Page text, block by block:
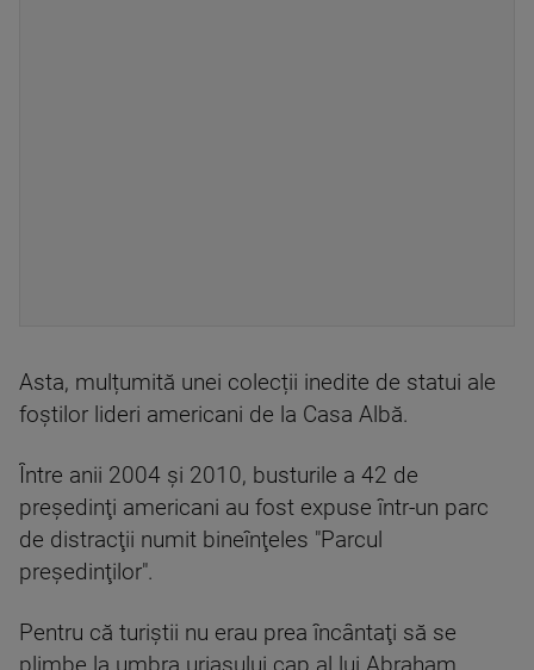
Asta, mulțumită unei colecții inedite de statui ale
foștilor lideri americani de la Casa Albă.
Între anii 2004 şi 2010, busturile a 42 de
preşedinţi americani au fost expuse într-un parc
de distracţii numit bineînţeles "Parcul
preşedinţilor".
Pentru că turiştii nu erau prea încântaţi să se